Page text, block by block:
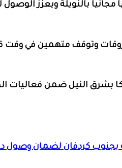
مجانياً بالنويلة ويعزز
وتوقف متهمين في وقت
بشرق النيل ضمن فعاليات
لضمان وصول دعم الـ 15 ألف جوال ذرة